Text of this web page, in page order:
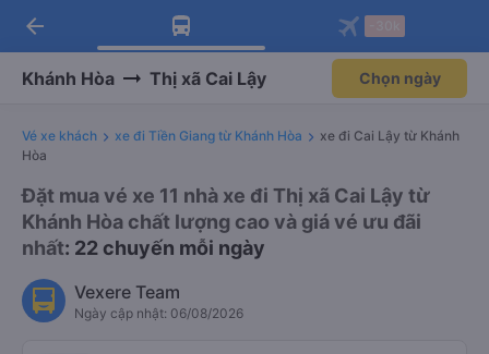
Tải app Vexere ngay!
Nhận ưu đãi thành viên độc
Mở app
Tải app Vexere
-30k/ghế khi đặt vé máy bay qua
Mở app
arrow_back
Khánh Hòa Thị xã Cai Lậy Chọn ngày
Vé xe khách xe đi Tiền Giang từ Khánh Hòa
xe đi Cai Lậy từ Khánh
Hòa
Đặt mua vé xe 11 nhà xe đi Thị xã Cai Lậy từ
Khánh Hòa chất lượng cao và giá vé ưu đãi
nhất: 22 chuyến mỗi ngày
Vexere Team
Ngày cập nhật: 06/08/2026